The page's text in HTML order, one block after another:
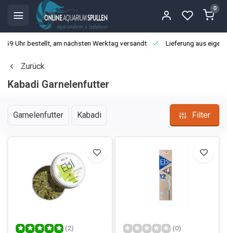
0
Uhr bestellt, am nächsten Werktag versandt Lieferung aus
Zurück
Kabadi Garnelenfutter
Garnelenfutter Kabadi Filter
(2) (0)